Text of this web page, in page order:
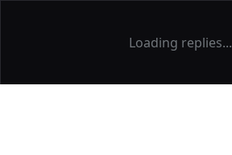
Loading replies...